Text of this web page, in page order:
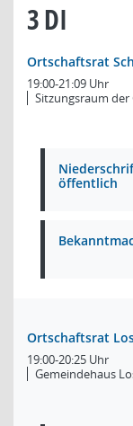
3DI
Ortschaftsrat
19:00-21:09 Uhr
Sitzungsraum der
öffentlich
Ortschaftsrat
19:00-20:25 Uhr
Gemeindehaus